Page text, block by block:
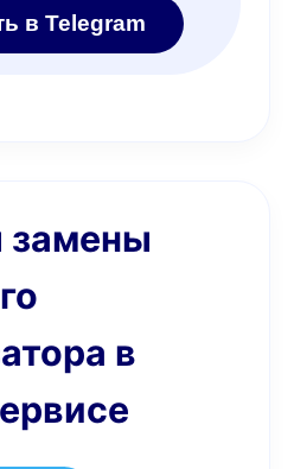
в Telegram
замены
в